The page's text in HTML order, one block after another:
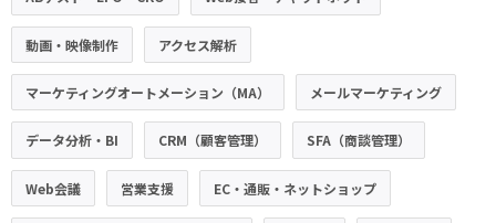
動画・映像制作 アクセス解析
マーケティングオートメーション（MA） メールマーケティング
データ分析・BI CRM（顧客管理） SFA（商談管理）
Web会議 営業支援 EC・通販・ネットショップ